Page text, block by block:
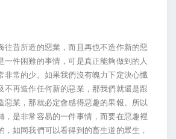
往昔所造的惡業，而且再也不造作新的惡
一件困難的事情，可是真正能夠做到的人
非常的少。如果我們沒有魄力下定決心懺
不再造作任何新的惡業，那我們就還是跟
惡業，那就必定會感得惡趣的果報。所以
，是非常容易的一件事情，而要在惡趣裡
，如同我們可以看得到的畜生道的眾生，